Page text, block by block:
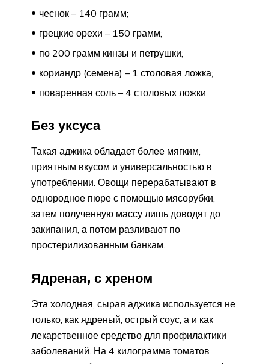
чеснок – 140 грамм;
грецкие орехи – 150 грамм;
по 200 грамм кинзы и петрушки;
кориандр (семена) – 1 столовая ложка;
поваренная соль – 4 столовых ложки.
Без уксуса
Такая аджика обладает более мягким,
приятным вкусом и универсальностью в
употреблении. Овощи перерабатывают в
однородное пюре с помощью мясорубки,
затем полученную массу лишь доводят до
закипания, а потом разливают по
простерилизованным банкам.
Ядреная, с хреном
Эта холодная, сырая аджика используется не
только, как ядреный, острый соус, а и как
лекарственное средство для профилактики
заболеваний. На 4 килограмма томатов